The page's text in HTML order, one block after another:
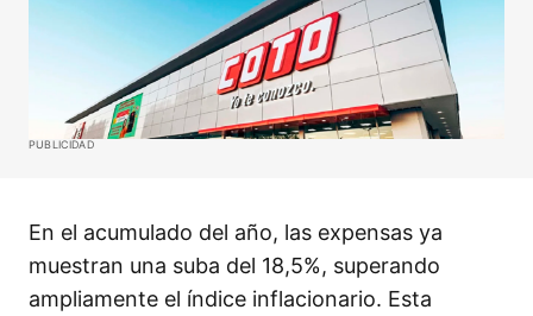
PUBLICIDAD
En el acumulado del año, las expensas ya
muestran una suba del 18,5%, superando
ampliamente el índice inflacionario. Esta